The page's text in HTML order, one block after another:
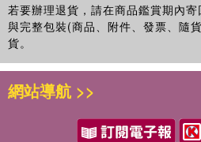
若要辦理退貨，請在商品鑑賞期內
與完整包裝(商品、附件、發票、隨
貨。
網站導航 >>